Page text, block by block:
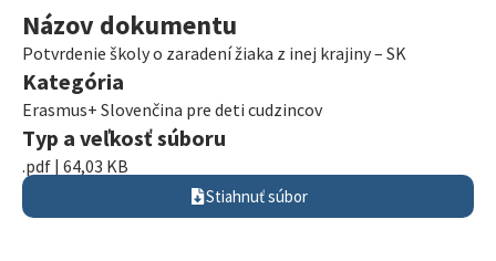
Názov dokumentu
Potvrdenie školy o zaradení žiaka z inej krajiny – SK
Kategória
Erasmus+ Slovenčina pre deti cudzincov
Typ a veľkosť súboru
.pdf | 64,03 KB
Stiahnuť súbor